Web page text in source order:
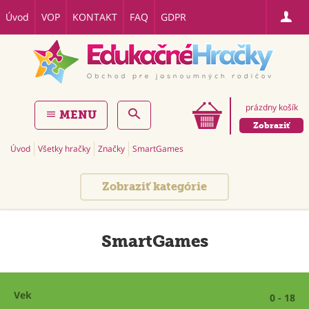
Úvod VOP KONTAKT FAQ GDPR
prázdny košík
Zobraziť
MENU
Úvod Všetky hračky Značky SmartGames
Zobraziť kategórie
SmartGames
Vek 0 - 18